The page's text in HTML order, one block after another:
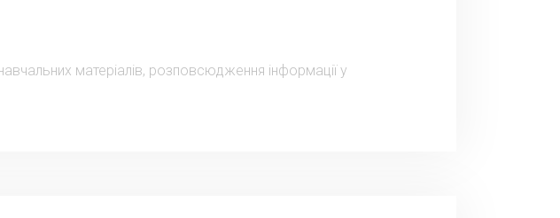
матеріалів, розповсюдження інформації у